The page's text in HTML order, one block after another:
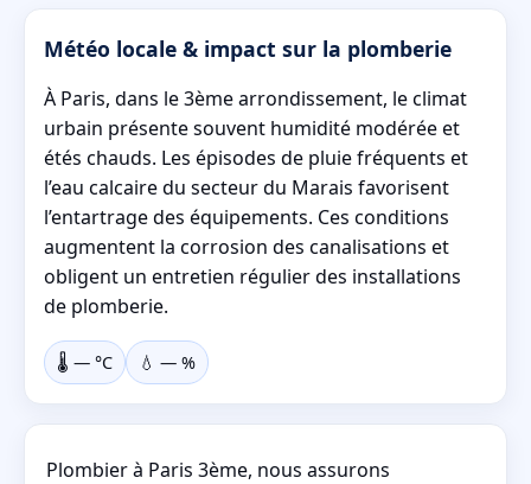
Météo locale & impact sur la plomberie
À Paris, dans le 3ème arrondissement, le climat
urbain présente souvent humidité modérée et
étés chauds. Les épisodes de pluie fréquents et
l’eau calcaire du secteur du Marais favorisent
l’entartrage des équipements. Ces conditions
augmentent la corrosion des canalisations et
obligent un entretien régulier des installations
de plomberie.
🌡️ — °C 💧 — %
Plombier à Paris 3ème, nous assurons